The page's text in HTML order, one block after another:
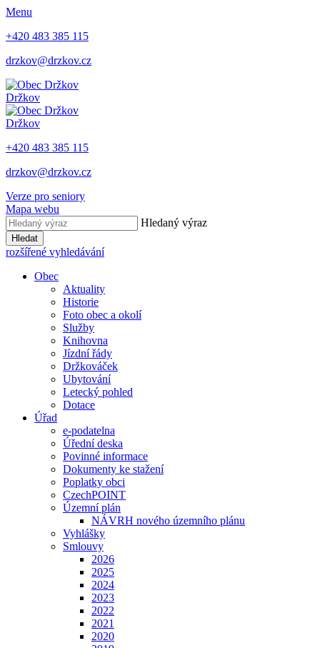
Menu
+420 483 385 115
drzkov@drzkov.cz
Držkov
Držkov
+420 483 385 115
drzkov@drzkov.cz
Verze pro seniory
Mapa webu
Hledaný výraz
Hledat
rozšířené vyhledávání
Obec
Aktuality
Historie
Foto obec a okolí
Služby
Knihovna
Jízdní řády
Držkováček
Ubytování
Letecký pohled
Dotace
Úřad
e-podatelna
Úřední deska
Povinné informace
Dokumenty ke stažení
Poplatky obci
CzechPOINT
Územní plán
NÁVRH nového územního plánu
Vyhlášky
Smlouvy
2026
2025
2024
2023
2022
2021
2020